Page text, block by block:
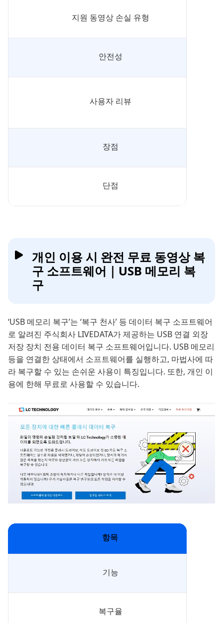
지원 동영상 손실 유형
안전성
사용자 리뷰
장점
단점
개인 이용 시 완전 무료 동영상 복
구 소프트웨어｜USB 메모리 복
구
‘USB 메모리 복구’는 ‘복구 천사’ 등 데이터 복구 소프트웨어
로 알려진 주식회사 LIVEDATA가 제공하는 USB 연결 외장
저장 장치 전용 데이터 복구 소프트웨어입니다. USB 메모리
등을 연결한 상태에서 소프트웨어를 실행하고, 마법사에 따
라 복구할 수 있는 손쉬운 사용이 특징입니다. 또한, 개인 이
용에 한해 무료로 사용할 수 있습니다.
항목
기능
복구율